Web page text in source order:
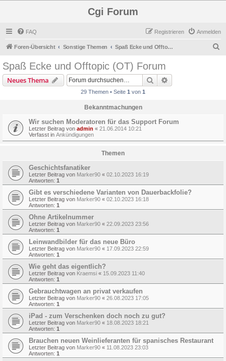
Cgi Forum
FAQ Anmelden
Registrieren
Foren-Übersicht Sonstige Themen Spaß Ecke und Offtopic (OT) Forum
Spaß Ecke und Offtopic (OT) Forum
Neues Thema Suche
29 Themen • Seite 1 von 1
Bekanntmachungen
Wir suchen Moderatoren für das Support Forum
Letzter Beitrag von admin « 21.06.2014 10:21
Verfasst in Ankündigungen
Themen
Geschichtsfanatiker
Letzter Beitrag von Marker90 « 02.10.2023 16:19
Antworten: 1
Gibt es verschiedene Varianten von Dauerbackfolie?
Letzter Beitrag von Marker90 « 02.10.2023 16:18
Antworten: 1
Ohne Artikelnummer
Letzter Beitrag von Marker90 « 22.09.2023 23:56
Antworten: 1
Leinwandbilder für das neue Büro
Letzter Beitrag von Marker90 « 17.09.2023 22:59
Antworten: 1
Wie geht das eigentlich?
Letzter Beitrag von Kraemsi « 15.09.2023 11:40
Antworten: 1
Gebrauchtwagen an privat verkaufen
Letzter Beitrag von Marker90 « 26.08.2023 17:05
Antworten: 1
iPad - zum Verschenken doch noch zu gut?
Letzter Beitrag von Marker90 « 18.08.2023 18:21
Antworten: 1
Brauchen neuen Weinlieferanten für spanisches Restaurant
Letzter Beitrag von Marker90 « 11.08.2023 23:03
Antworten: 1